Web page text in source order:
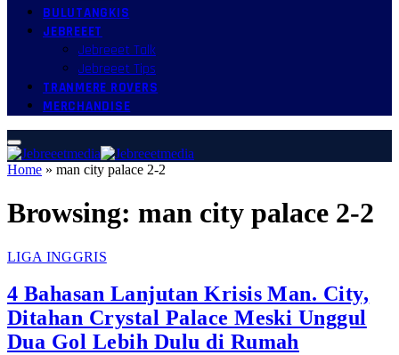
BULUTANGKIS
JEBREEET
Jebreeet Talk
Jebreeet Tips
TRANMERE ROVERS
MERCHANDISE
Home » man city palace 2-2
Browsing: man city palace 2-2
LIGA INGGRIS
4 Bahasan Lanjutan Krisis Man. City,
Ditahan Crystal Palace Meski Unggul
Dua Gol Lebih Dulu di Rumah